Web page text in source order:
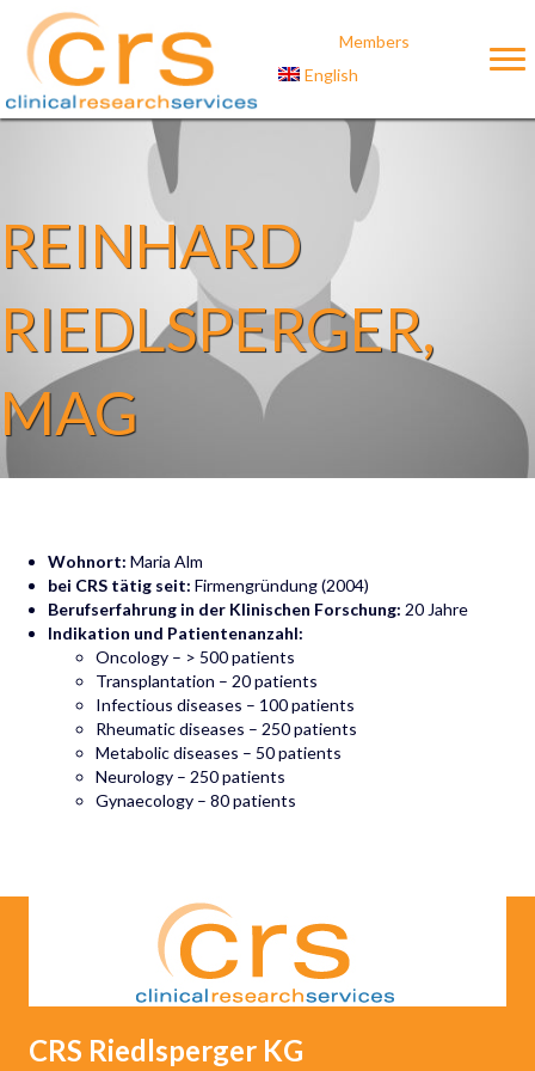
Members
English
REINHARD
RIEDLSPERGER,
MAG
Wohnort: Maria Alm
bei CRS tätig seit: Firmengründung (2004)
Berufserfahrung in der Klinischen Forschung: 20 Jahre
Indikation und Patientenanzahl:
Oncology – > 500 patients
Transplantation – 20 patients
Infectious diseases – 100 patients
Rheumatic diseases – 250 patients
Metabolic diseases – 50 patients
Neurology – 250 patients
Gynaecology – 80 patients
CRS Riedlsperger KG